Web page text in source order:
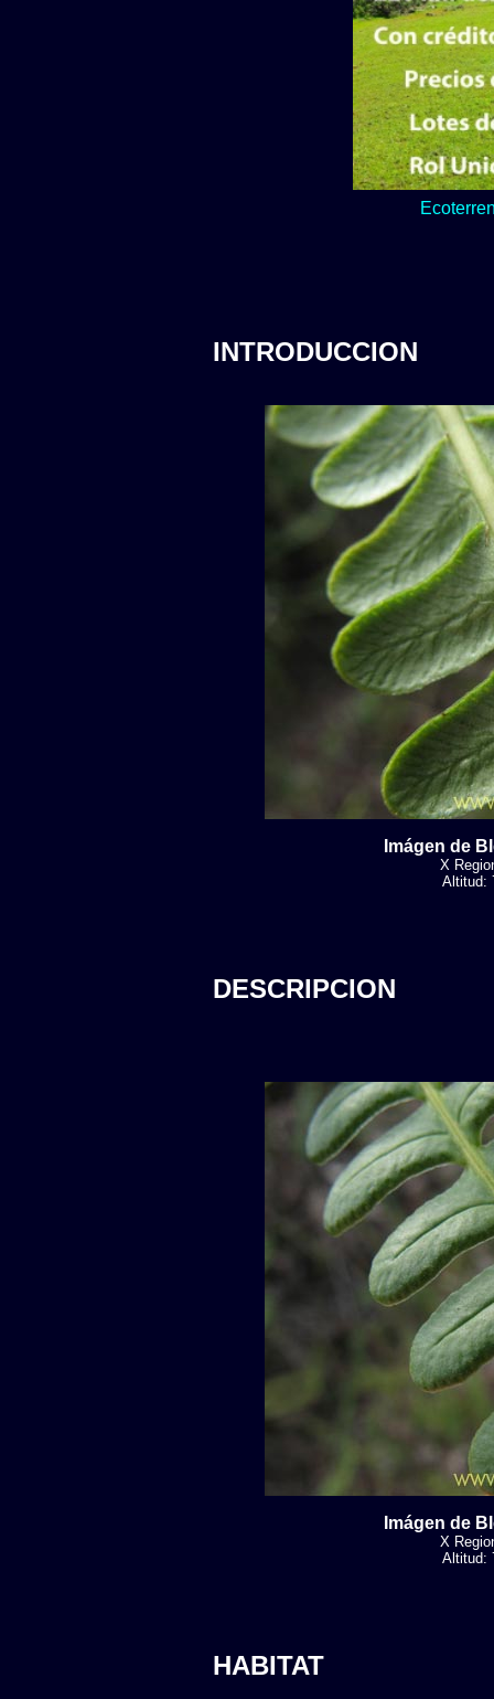
Lo verde y
INTRODUCCION
Imágen de
X
Altitud:
DESCRIPCION
Imágen de
X
Altitud:
HABITAT